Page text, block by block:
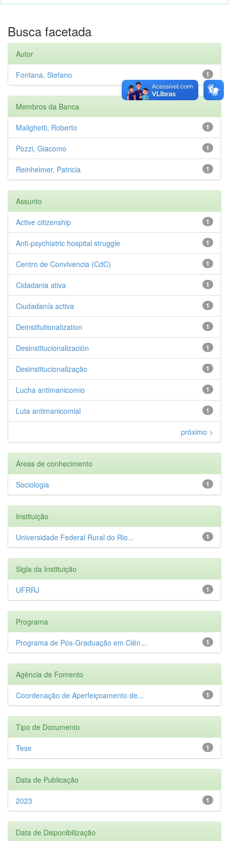
Busca facetada
Autor
1
Fontana, Stefano
Membros da Banca
1
Malighetti, Roberto
1
Pozzi, Giacomo
1
Reinheimer, Patricia
Assunto
1
Active citizenship
1
Anti-psychiatric hospital struggle
1
Centro de Convivencia (CdC)
1
Cidadania ativa
1
Ciudadanía activa
1
Deinstitutionalization
1
Desinstitucionalización
1
Desinstitucionalização
1
Lucha antimanicomio
1
Luta antimanicomial
próximo >
Áreas de conhecimento
1
Sociologia
Instituição
1
Universidade Federal Rural do Rio...
Sigla da Instituição
1
UFRRJ
Programa
1
Programa de Pós-Graduação em Ciên...
Agência de Fomento
1
Coordenação de Aperfeiçoamento de...
Tipo de Documento
1
Tese
Data de Publicação
1
2023
Data de Disponibilização